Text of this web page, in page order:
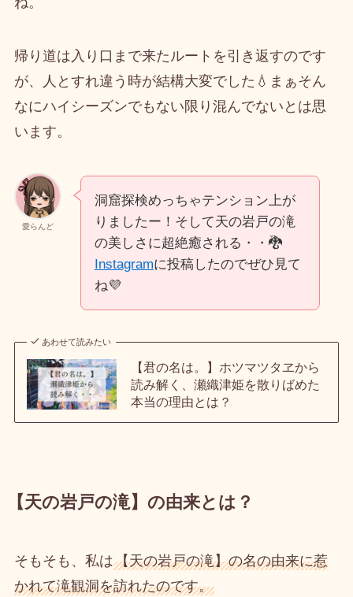
帰り道は入り口まで来たルートを引き返すのです
が、人とすれ違う時が結構大変でした💧まぁそん
なにハイシーズンでもない限り混んでないとは思
います。
愛らんど
洞窟探検めっちゃテンション上が
りましたー！そして天の岩戸の滝
の美しさに超絶癒される・・🐉
Instagramに投稿したのでぜひ見て
ね💜
あわせて読みたい
【君の名は。】ホツマツタヱから
読み解く、瀬織津姫を散りばめた
本当の理由とは？
【天の岩戸の滝】の由来とは？
そもそも、私は【天の岩戸の滝】の名の由来に惹
かれて滝観洞を訪れたのです。